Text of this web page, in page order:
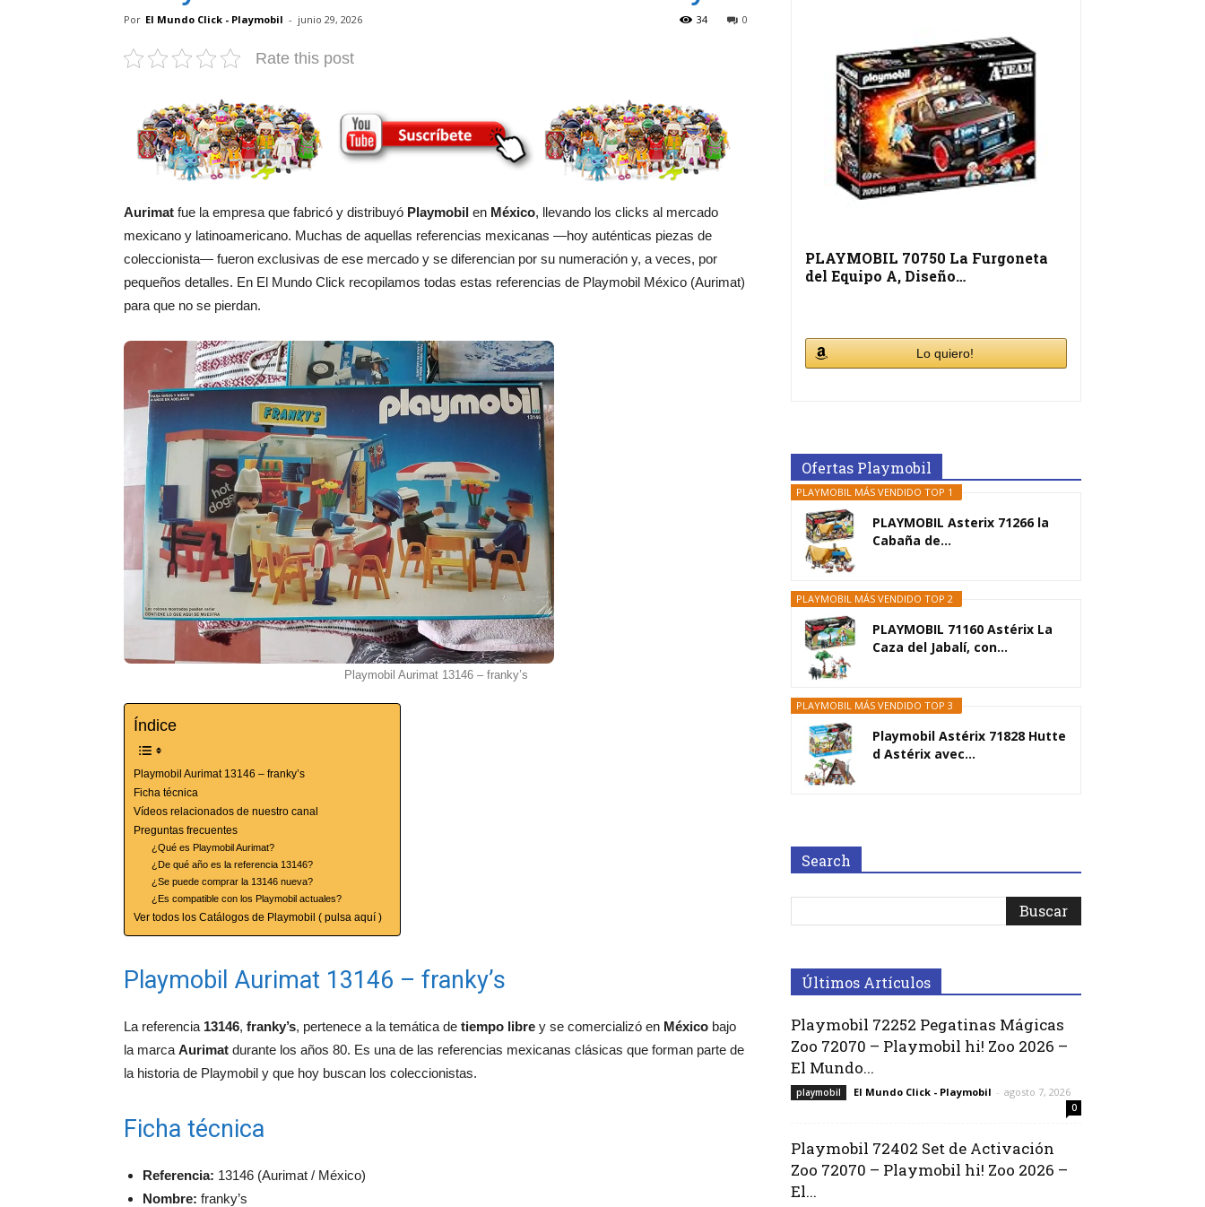
Por El Mundo Click - Playmobil - junio 29, 2026 0
34
Rate this post
Aurimat fue la empresa que fabricó y distribuyó Playmobil en México, llevando los clicks al mercado
mexicano y latinoamericano. Muchas de aquellas referencias mexicanas —hoy auténticas piezas de
coleccionista— fueron exclusivas de ese mercado y se diferencian por su numeración y, a veces, por
pequeños detalles. En El Mundo Click recopilamos todas estas referencias de Playmobil México (Aurimat)
para que no se pierdan.
Playmobil Aurimat 13146 – franky’s
Índice
Playmobil Aurimat 13146 – franky’s
Ficha técnica
Vídeos relacionados de nuestro canal
Preguntas frecuentes
¿Qué es Playmobil Aurimat?
¿De qué año es la referencia 13146?
¿Se puede comprar la 13146 nueva?
¿Es compatible con los Playmobil actuales?
Ver todos los Catálogos de Playmobil ( pulsa aquí )
Playmobil Aurimat 13146 – franky’s
La referencia 13146, franky’s, pertenece a la temática de tiempo libre y se comercializó en México bajo
la marca Aurimat durante los años 80. Es una de las referencias mexicanas clásicas que forman parte de
la historia de Playmobil y que hoy buscan los coleccionistas.
Ficha técnica
Referencia: 13146 (Aurimat / México)
Nombre: franky’s
PLAYMOBIL 70750 La Furgoneta
del Equipo A, Diseño…
Lo quiero!
Ofertas Playmobil
PLAYMOBIL MÁS VENDIDO TOP 1
PLAYMOBIL Asterix 71266 la
Cabaña de...
PLAYMOBIL MÁS VENDIDO TOP 2
PLAYMOBIL 71160 Astérix La
Caza del Jabalí, con...
PLAYMOBIL MÁS VENDIDO TOP 3
Playmobil Astérix 71828 Hutte
d Astérix avec...
Search
Últimos Artículos
Playmobil 72252 Pegatinas Mágicas
Zoo 72070 – Playmobil hi! Zoo 2026 –
El Mundo...
playmobil El Mundo Click - Playmobil - agosto 7, 2026
0
Playmobil 72402 Set de Activación
Zoo 72070 – Playmobil hi! Zoo 2026 –
El...